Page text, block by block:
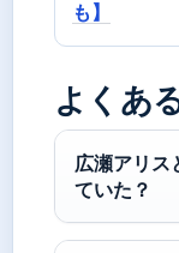
も】
よくあ
広瀬アリス
ていた？